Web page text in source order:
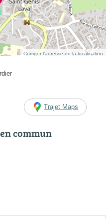
Corriger l’adresse ou la localisation
Trajet Maps
commun